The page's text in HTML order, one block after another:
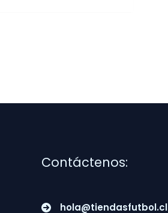
Contáctenos:
hola@tiendasfutbol.cl